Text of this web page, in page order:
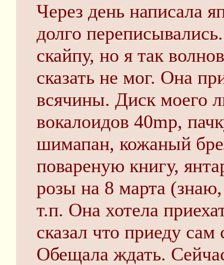
Через день написала
долго
скайпу, но я так
сказать не мог. Она
всячины. Диск моего
вокалоидов 40mp,
шимапан, кожаный
повареную книгу,
розы на 8 марта
т.п. Она хотела
сказал что приеду
Обещала ждать.